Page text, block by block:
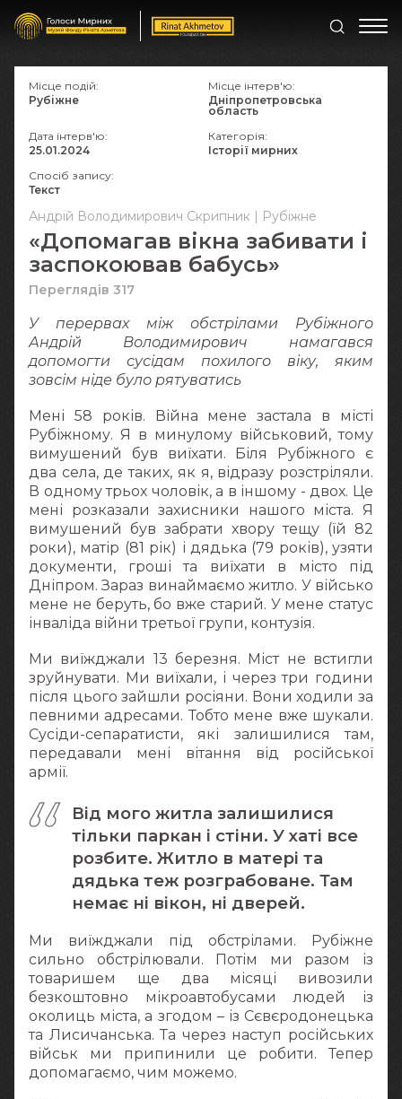
Андрій Володимирович Скрипник | Рубіжне
«Допомагав вікна забивати і
заспокоював бабусь»
Переглядів 317
У перервах між обстрілами Рубіжного
Андрій Володимирович намагався
допомогти сусідам похилого віку, яким
зовсім ніде було рятуватись
Мені 58 років. Війна мене застала в місті
Рубіжному. Я в минулому військовий, тому
вимушений був виїхати. Біля Рубіжного є
два села, де таких, як я, відразу розстріляли.
В одному трьох чоловік, а в іншому - двох. Це
мені розказали захисники нашого міста. Я
вимушений був забрати хвору тещу (їй 82
роки), матір (81 рік) і дядька (79 років), узяти
документи, гроші та виїхати в місто під
Дніпром. Зараз винаймаємо житло. У військо
мене не беруть, бо вже старий. У мене статус
інваліда війни третьої групи, контузія.
Ми виїжджали 13 березня. Міст не встигли
зруйнувати. Ми виїхали, і через три години
після цього зайшли росіяни. Вони ходили за
певними адресами. Тобто мене вже шукали.
Сусіди-сепаратисти, які залишилися там,
передавали мені вітання від російської
армії.
Від мого житла залишилися
тільки паркан і стіни. У хаті все
розбите. Житло в матері та
дядька теж розграбоване. Там
немає ні вікон, ні дверей.
Ми виїжджали під обстрілами. Рубіжне
сильно обстрілювали. Потім ми разом із
товаришем ще два місяці вивозили
безкоштовно мікроавтобусами людей із
околиць міста, а згодом – із Сєвєродонецька
та Лисичанська. Та через наступ російських
військ ми припинили це робити. Тепер
допомагаємо, чим можемо.
Місце подій:
Рубіжне
Місце інтерв'ю:
Дніпропетровська
область
Дата інтерв'ю:
25.01.2024
Категорія:
Історії мирних
Спосіб запису:
Текст